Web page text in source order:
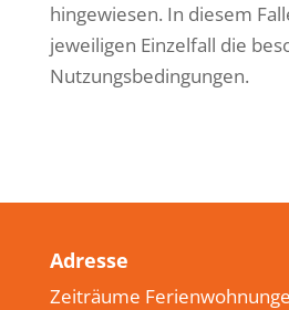
hingewiesen. In diesem
jeweiligen Einzelfall die
Nutzungsbedingungen.
Adresse
Zeiträume